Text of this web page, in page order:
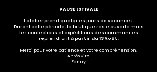
PAUSE ESTIVALE
L'atelier prend quelques jours de vacances.
Durant cette période, la boutique reste ouverte mais
les confections et expéditions des commandes
reprendrontà partir du 13 Août.
Merci pour votre patience et votre compréhension.
A très vite
Fanny